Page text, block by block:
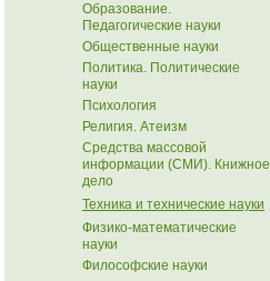
Образование.
Педагогические науки
Общественные науки
Политика. Политические
науки
Психология
Религия. Атеизм
Средства массовой
информации (СМИ). Книжное
дело
Техника и технические науки
Физико-математические
науки
Философские науки